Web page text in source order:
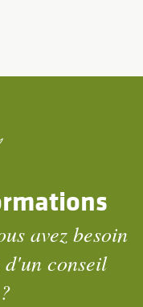
avez besoin
conseil